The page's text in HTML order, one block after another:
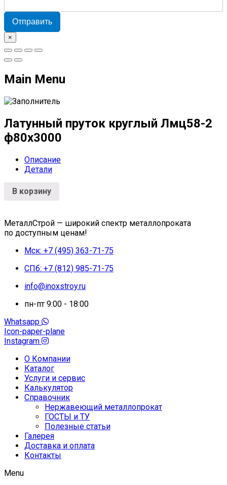
Отправить
×
Main Menu
Латунный пруток круглый Лмц58-2
ф80х3000
Описание
Детали
В корзину
МеталлСтрой — широкий спектр металлопроката
по доступным ценам!
Мск: +7 (495) 363-71-75
СПб: +7 (812) 985-71-75
info@inoxstroy.ru
пн-пт 9:00 - 18:00
Whatsapp
Icon-paper-plane
Instagram
О Компании
Каталог
Услуги и сервис
Калькулятор
Справочник
Нержавеющий металлопрокат
ГОСТЫ и ТУ
Полезные статьи
Галерея
Доставка и оплата
Контакты
Menu